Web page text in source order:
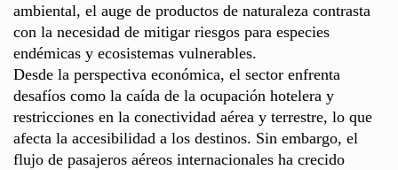
ambiental, el auge de productos de naturaleza contrasta
con la necesidad de mitigar riesgos para especies
endémicas y ecosistemas vulnerables.
Desde la perspectiva económica, el sector enfrenta
desafíos como la caída de la ocupación hotelera y
restricciones en la conectividad aérea y terrestre, lo que
afecta la accesibilidad a los destinos. Sin embargo, el
flujo de pasajeros aéreos internacionales ha crecido